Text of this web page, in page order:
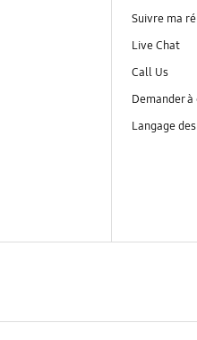
Suivre ma
Live Chat
Call Us
Demander
Langage